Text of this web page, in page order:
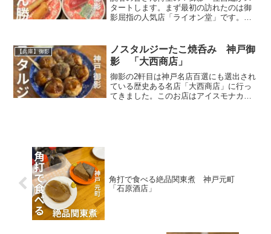
タートします。まず最初の訪れたのは御
影屈指の人気店「ライオン堂」です。こ
りました。お店に入ってみるとその活気
に驚かされます。期待大。
【兵庫】御影
ノスタルジーたこ焼呑み 神戸御
影 「大西商店」
御影の2軒目は神戸名店百選にも選出され
ている歴史ある名店「大西商店」に行っ
てきました。このお店はアイスモナカが
角打で食べる絶品関東煮 神戸元町
「石原酒店」